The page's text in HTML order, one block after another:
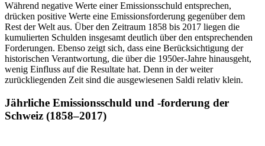
Während negative Werte einer Emissionsschuld entsprechen,
drücken positive Werte eine Emissionsforderung gegenüber dem
Rest der Welt aus. Über den Zeitraum 1858 bis 2017 liegen die
kumulierten Schulden insgesamt deutlich über den entsprechenden
Forderungen. Ebenso zeigt sich, dass eine Berücksichtigung der
historischen Verantwortung, die über die 1950er-Jahre hinausgeht,
wenig Einfluss auf die Resultate hat. Denn in der weiter
zurückliegenden Zeit sind die ausgewiesenen Saldi relativ klein.
Jährliche Emissionsschuld und -forderung der
Schweiz (1858–2017)